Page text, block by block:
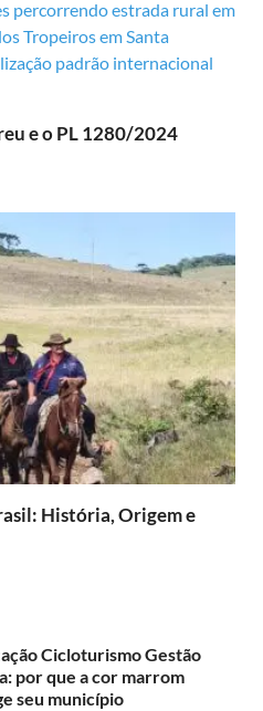
e o PL 1280/2024
História, Origem e
Cicloturismo Gestão
por que a cor marrom
seu município